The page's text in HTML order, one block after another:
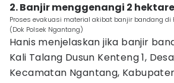
2. Banjir menggenangi 2
Proses evakuasi material akibat banjir bandang di
(Dok Polsek Ngantang)
Hanis menjelaskan jika banjir
Kali Talang Dusun Kenteng 1,
Kecamatan Ngantang,